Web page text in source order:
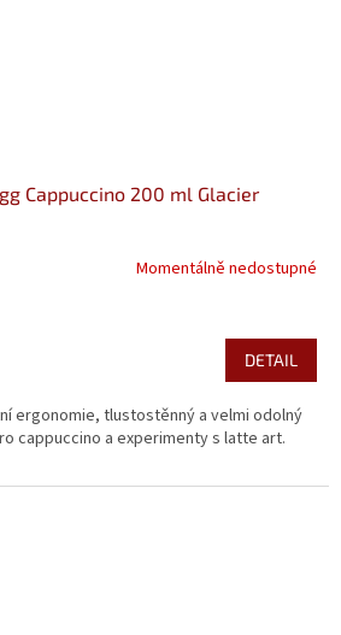
Cappuccino 200 ml Glacier
Momentálně nedostupné
DETAIL
ergonomie, tlustostěnný a velmi odolný
cappuccino a experimenty s latte art.